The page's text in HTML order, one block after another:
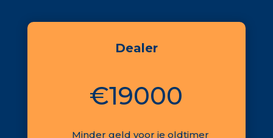
Dealer
€19000
Minder geld voor je oldtimer